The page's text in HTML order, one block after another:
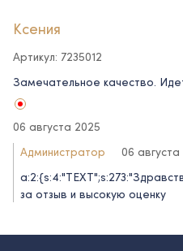
Ксения
Артикул: 7235012
Замечательное качество.
06 августа 2025
Администратор
06
за отзыв и высокую оценку